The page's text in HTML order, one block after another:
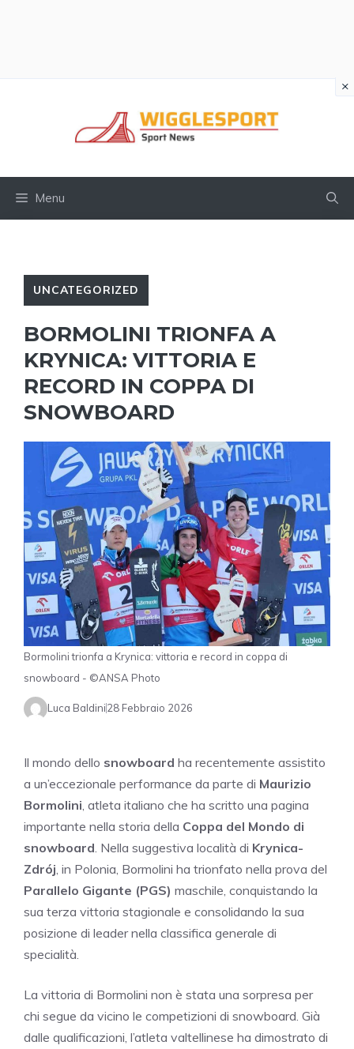
Menu
UNCATEGORIZED
BORMOLINI TRIONFA A
KRYNICA: VITTORIA E
RECORD IN COPPA DI
SNOWBOARD
Bormolini trionfa a Krynica: vittoria e record in coppa di
snowboard - ©ANSA Photo
Luca Baldini28 Febbraio 2026
Il mondo dello snowboard ha recentemente assistito
a un’eccezionale performance da parte di Maurizio
Bormolini , atleta italiano che ha scritto una pagina
importante nella storia della Coppa del Mondo di
snowboard . Nella suggestiva località di Krynica-
Zdrój , in Polonia, Bormolini ha trionfato nella prova del
Parallelo Gigante (PGS) maschile, conquistando la
sua terza vittoria stagionale e consolidando la sua
posizione di leader nella classifica generale di
specialità.
La vittoria di Bormolini non è stata una sorpresa per
chi segue da vicino le competizioni di snowboard. Già
dalle qualificazioni, l’atleta valtellinese ha dimostrato di
×